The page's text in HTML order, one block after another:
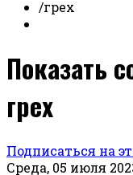
/грех
Показать
грех
Подписаться на
Среда, 05 июля